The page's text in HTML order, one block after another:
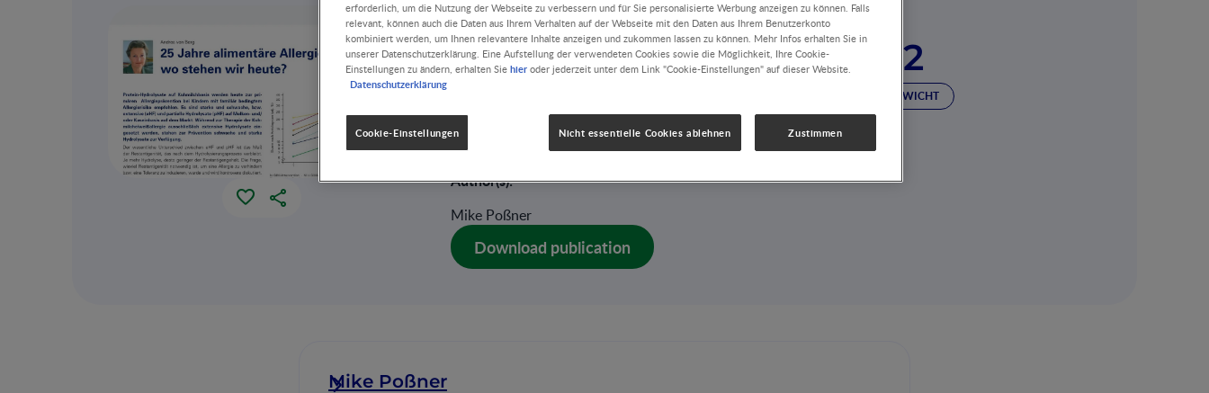
PUBLICATION
Dr. Andrea von Berg, 2012
NIEDRIGES GEBURTSGEWICHT
Interview mit Dr. Andrea von Berg
Author(s):
Mike Poßner
Download publication
Mike Poßner
erforderlich, um die Nutzung der Webseite zu verbessern und für Sie personalisierte Werbung anzeigen zu können. Falls
relevant, können auch die Daten aus Ihrem Verhalten auf der Webseite mit den Daten aus Ihrem Benutzerkonto
kombiniert werden, um Ihnen relevantere Inhalte anzeigen und zukommen lassen zu können. Mehr Infos erhalten Sie in
unserer Datenschutzerklärung. Eine Aufstellung der verwendeten Cookies sowie die Möglichkeit, Ihre Cookie-
Einstellungen zu ändern, erhalten Sie hier oder jederzeit unter dem Link "Cookie-Einstellungen" auf dieser Website.
Datenschutzerklärung
Cookie-Einstellungen Nicht essentielle Cookies ablehnen Zustimmen